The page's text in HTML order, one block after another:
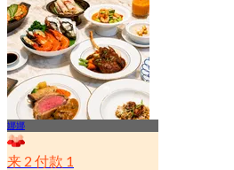
起฿ 802
娜娜
来 2 付款 1